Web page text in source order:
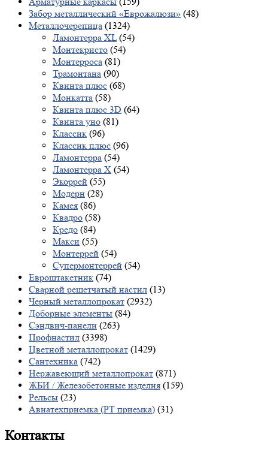
Забор металлический «Еврожалюзи» (48)
Металлочерепица (1324)
Ламонтерра XL (54)
Монтекристо (54)
Монтерроса (81)
Трамонтана (90)
Квинта плюс (68)
Монкатта (58)
Квинта плюс 3D (64)
Квинта уно (81)
Классик (96)
Классик плюс (96)
Ламонтерра (54)
Ламонтерра X (54)
Экоррей (55)
Модерн (28)
Камея (86)
Квадро (58)
Кредо (84)
Макси (55)
Монтеррей (54)
Супермонтеррей (54)
Евроштакетник (74)
Сварной решетчатый настил (13)
Черный металлопрокат (2932)
Доборные элементы (84)
Сэндвич-панели (263)
Профнастил (3398)
Цветной металлопрокат (1429)
Сантехника (742)
Нержавеющий металлопрокат (871)
ЖБИ / Железобетонные изделия (159)
Рельсы (23)
Авиатехприемка (РТ приемка) (31)
Контакты